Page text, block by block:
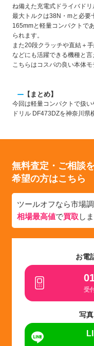
ね備えた充電式ドライバドリ
最大トルクは38N・mと必要
165mmと軽量コンパクトで
られます。
また20段クラッチや直結＋
などにも活躍できる機種と言
こちらはコスパの良い本体モ
【まとめ】
今回は軽量コンパクトで扱
ドリル DF473DZを神奈川県
無料査定・ご相談を
希望の方はこちら
ツールオフなら市場
相場最高値で買取 し
お電
受
写